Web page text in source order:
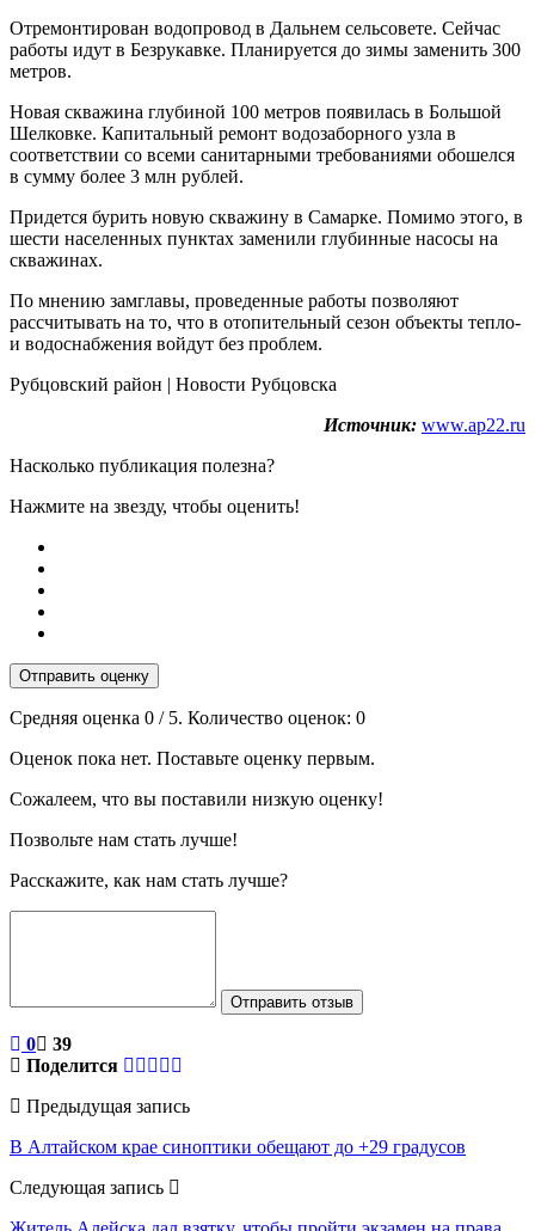
Отремонтирован водопровод в Дальнем сельсовете. Сейчас
работы идут в Безрукавке. Планируется до зимы заменить 300
метров.
Новая скважина глубиной 100 метров появилась в Большой
Шелковке. Капитальный ремонт водозаборного узла в
соответствии со всеми санитарными требованиями обошелся
в сумму более 3 млн рублей.
Придется бурить новую скважину в Самарке. Помимо этого, в
шести населенных пунктах заменили глубинные насосы на
скважинах.
По мнению замглавы, проведенные работы позволяют
рассчитывать на то, что в отопительный сезон объекты тепло-
и водоснабжения войдут без проблем.
Рубцовский район | Новости Рубцовска
Источник: www.ap22.ru
Насколько публикация полезна?
Нажмите на звезду, чтобы оценить!
Отправить оценку
Средняя оценка 0 / 5. Количество оценок: 0
Оценок пока нет. Поставьте оценку первым.
Сожалеем, что вы поставили низкую оценку!
Позвольте нам стать лучше!
Расскажите, как нам стать лучше?
Отправить отзыв
0
39
Поделится
Предыдущая запись
В Алтайском крае синоптики обещают до +29 градусов
Следующая запись